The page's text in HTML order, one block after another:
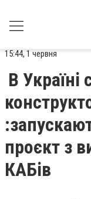
15:44, 1 червня
В
проєкт з
КАБів